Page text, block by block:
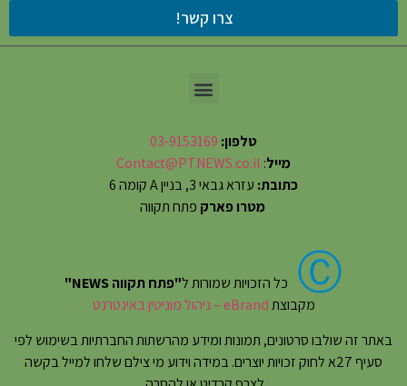
צרו קשר!
טלפון: 03-9153169
מייל:
Contact@PTNEWS.co.il
כתובת: עזרא גבאי 3, בניין A קומה 6
מטרו פארק פתח תקווה
Ⓒ כל הזכויות שמורות ל"פתח תקווה NEWS"
מקבוצתeBrand – ניהול מוניטין באינטרנט
באתר זה שולבו סרטונים, תמונות ומידע מהרשתות החברתיות בשימוש לפי
סעיף 27א לחוק זכויות יוצרים. במידה וידוע מי צילם שלחו למייל בקשה